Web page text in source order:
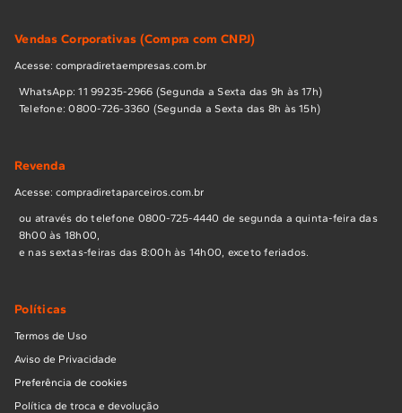
Vendas Corporativas (Compra com CNPJ)
Acesse: compradiretaempresas.com.br
WhatsApp: 11 99235-2966 (Segunda a Sexta das 9h às 17h)
Telefone: 0800-726-3360 (Segunda a Sexta das 8h às 15h)
Revenda
Acesse: compradiretaparceiros.com.br
ou através do telefone 0800-725-4440 de segunda a quinta-feira das
8h00 às 18h00,
e nas sextas-feiras das 8:00h às 14h00, exceto feriados.
Políticas
Termos de Uso
Aviso de Privacidade
Preferência de cookies
Política de troca e devolução